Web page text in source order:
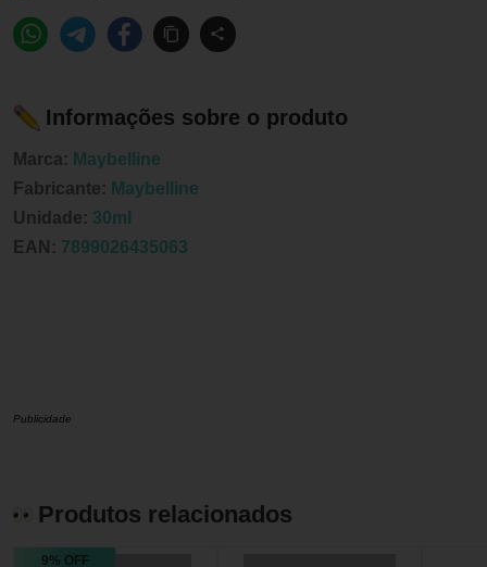
Informações sobre o produto
Marca: Maybelline
Fabricante: Maybelline
Unidade: 30ml
EAN: 7899026435063
Publicidade
Produtos relacionados
9% OFF